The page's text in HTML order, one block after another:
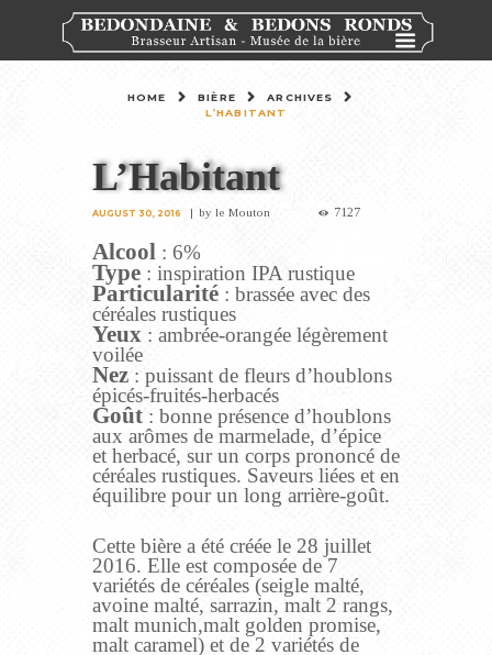
HOME BIÈRE
ARCHIVES
L’HABITANT
L’Habitant
AUGUST 30, 2016 byle Mouton 7127
Alcool : 6%
Type : inspiration IPA rustique
Particularité : brassée avec des
céréales rustiques
Yeux : ambrée-orangée légèrement
voilée
Nez : puissant de fleurs d’houblons
épicés-fruités-herbacés
Goût : bonne présence d’houblons
aux arômes de marmelade, d’épice
et herbacé, sur un corps prononcé de
céréales rustiques. Saveurs liées et en
équilibre pour un long arrière-goût.
Cette bière a été créée le 28 juillet
2016. Elle est composée de 7
variétés de céréales (seigle malté,
avoine malté, sarrazin, malt 2 rangs,
malt munich,malt golden promise,
malt caramel) et de 2 variétés de